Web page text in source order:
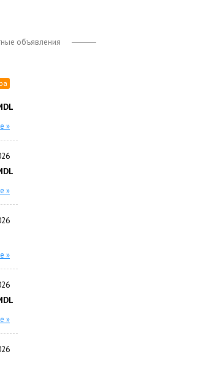
объявления
»
»
»
»